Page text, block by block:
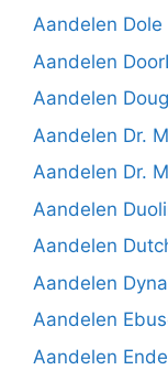
Aandelen Dole
Aandelen
Aandelen
Aandelen Dr.
Aandelen Dr.
Aandelen
Aandelen
Aandelen
Aandelen
Aandelen